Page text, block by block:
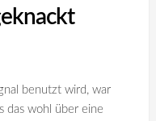
benutzt wird, war
das wohl über eine